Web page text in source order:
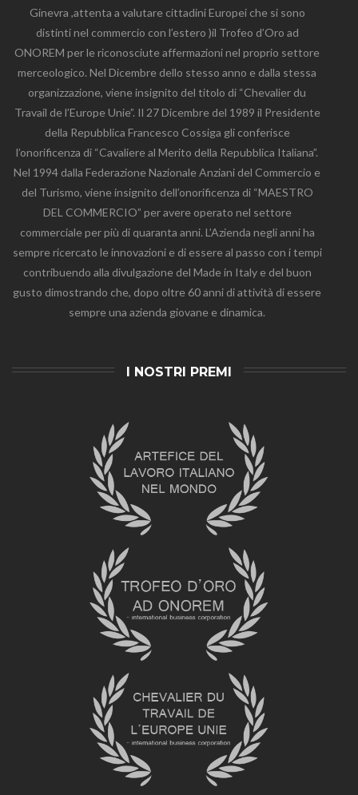
Ginevra ,attenta a valutare cittadini Europei che si sono
distinti nel commercio con l’estero )il Trofeo d’Oro ad
ONOREM per le riconosciute affermazioni nel proprio settore
merceologico. Nel Dicembre dello stesso anno e dalla stessa
organizzazione, viene insignito del titolo di “Chevalier du
Travail de l’Europe Unie”. Il 27 Dicembre del 1989 il Presidente
della Repubblica Francesco Cossiga gli conferisce
l’onorificenza di “Cavaliere al Merito della Repubblica Italiana”.
Nel 1994 dalla Federazione Nazionale Anziani del Commercio e
del Turismo, viene insignito dell’onorificenza di “MAESTRO
DEL COMMERCIO” per avere operato nel settore
commerciale per più di quaranta anni. L’Azienda negli anni ha
sempre ricercato le innovazioni e di essere al passo con i tempi
contribuendo alla divulgazione del Made in Italy e del buon
gusto dimostrando che, dopo oltre 60 anni di attività di essere
sempre una azienda giovane e dinamica.
I NOSTRI PREMI